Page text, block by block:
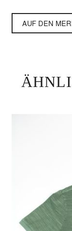
AUF DEN